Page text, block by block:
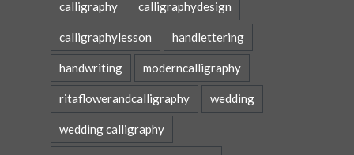
calligraphy calligraphydesign
calligraphylesson handlettering
handwriting moderncalligraphy
ritaflowerandcalligraphy wedding
wedding calligraphy